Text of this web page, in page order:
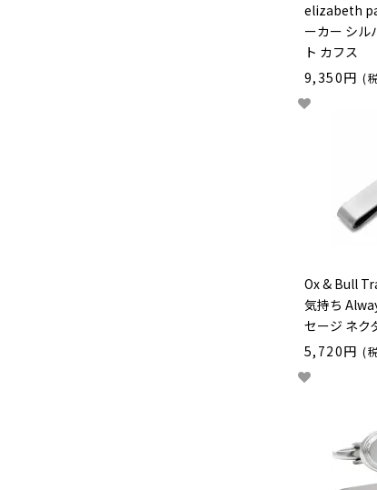
elizabeth
ーカー シル
ト カフス
9,350円 (
Ox & Bull
気持ち
セージ ネク
5,720円 (